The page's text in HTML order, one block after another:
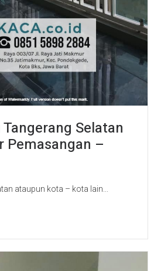
Selatan
Pemasangan –
ataupun kota – kota lain...